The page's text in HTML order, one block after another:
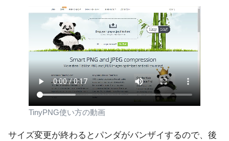
TinyPNG使い方の動画
サイズ変更が終わるとパンダがバンザイするので、後